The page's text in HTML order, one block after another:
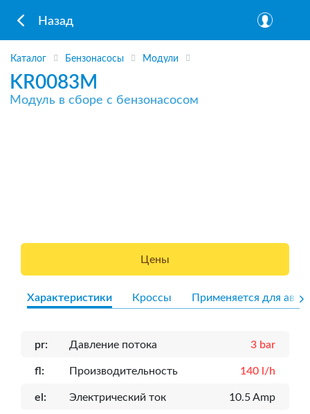
Назад
Каталог Бензонасосы Модули
KR0083M
Модуль в сборе с бензонасосом
Цены
Характеристики Кроссы Применяется для авто
pr: Давление потока 3 bar
fl: Производительность 140 l/h
el: Электрический ток 10.5 Amp